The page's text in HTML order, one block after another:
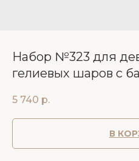
Набор №323 для
гелиевых шаров с
5 740 р.
В